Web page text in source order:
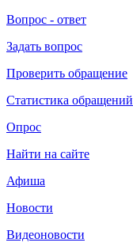
Вопрос - ответ
Задать вопрос
Проверить обращение
Статистика обращений
Опрос
Найти на сайте
Афиша
Новости
Видеоновости